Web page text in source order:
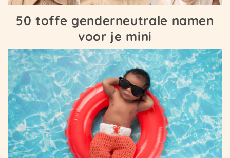
50 toffe genderneutrale namen
voor je mini